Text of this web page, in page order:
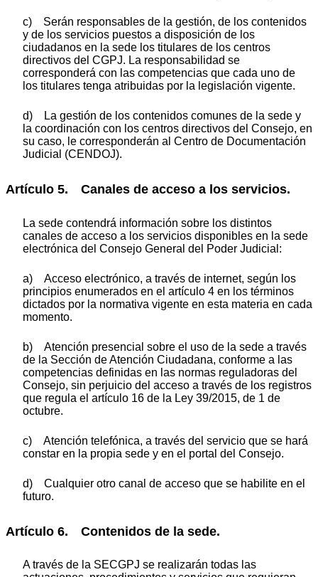
c) Serán responsables de la gestión, de los contenidos
y de los servicios puestos a disposición de los
ciudadanos en la sede los titulares de los centros
directivos del CGPJ. La responsabilidad se
corresponderá con las competencias que cada uno de
los titulares tenga atribuidas por la legislación vigente.
d) La gestión de los contenidos comunes de la sede y
la coordinación con los centros directivos del Consejo, en
su caso, le corresponderán al Centro de Documentación
Judicial (CENDOJ).
Artículo 5. Canales de acceso a los servicios.
La sede contendrá información sobre los distintos
canales de acceso a los servicios disponibles en la sede
electrónica del Consejo General del Poder Judicial:
a) Acceso electrónico, a través de internet, según los
principios enumerados en el artículo 4 en los términos
dictados por la normativa vigente en esta materia en cada
momento.
b) Atención presencial sobre el uso de la sede a través
de la Sección de Atención Ciudadana, conforme a las
competencias definidas en las normas reguladoras del
Consejo, sin perjuicio del acceso a través de los registros
que regula el artículo 16 de la Ley 39/2015, de 1 de
octubre.
c) Atención telefónica, a través del servicio que se hará
constar en la propia sede y en el portal del Consejo.
d) Cualquier otro canal de acceso que se habilite en el
futuro.
Artículo 6. Contenidos de la sede.
A través de la SECGPJ se realizarán todas las